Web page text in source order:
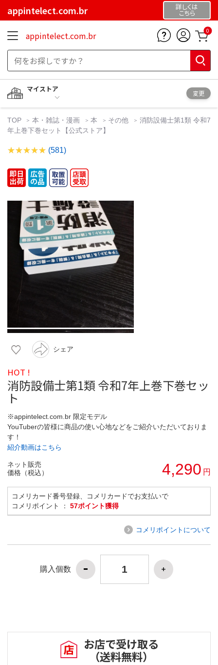
appintelect.com.br 詳しくは
こちら
appintelect.com.br 0
マイストア
変更
TOP 本・雑誌・漫画 本 その他
消防設備士第1類 令和7
年上巻下巻セット【公式ストア】
(581)
シェア
HOT !
消防設備士第1類 令和7年上巻下巻セッ
ト
※appintelect.com.br 限定モデル
YouTuberの皆様に商品の使い心地などをご紹介いただいておりま
す！
紹介動画はこちら
ネット販売
価格（税込）
4,290 円
コメリカード番号登録、コメリカードでお支払いで
コメリポイント ： 57ポイント獲得
コメリポイントについて
購入個数
お店で受け取る
（送料無料）